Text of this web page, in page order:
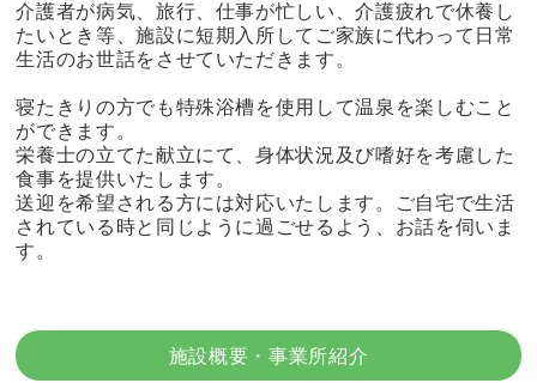
介護者が病気、旅行、仕事が忙しい、介護疲れで休養し
たいとき等、施設に短期入所してご家族に代わって日常
生活のお世話をさせていただきます。
寝たきりの方でも特殊浴槽を使用して温泉を楽しむこと
ができます。
栄養士の立てた献立にて、身体状況及び嗜好を考慮した
食事を提供いたします。
送迎を希望される方には対応いたします。ご自宅で生活
されている時と同じように過ごせるよう、お話を伺いま
す。
施設概要・事業所紹介